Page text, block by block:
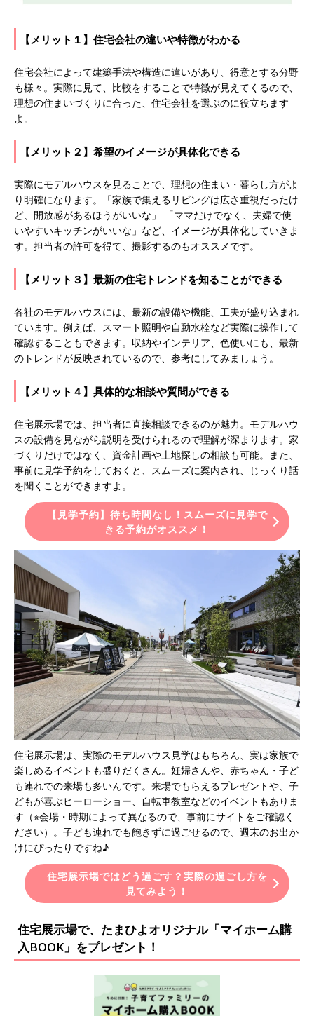
【メリット１】住宅会社の違いや特徴がわかる
住宅会社によって建築手法や構造に違いがあり、得意とする分野
も様々。実際に見て、比較をすることで特徴が見えてくるので、
理想の住まいづくりに合った、住宅会社を選ぶのに役立ちます
よ。
【メリット２】希望のイメージが具体化できる
実際にモデルハウスを見ることで、理想の住まい・暮らし方がよ
り明確になります。「家族で集えるリビングは広さ重視だったけ
ど、開放感があるほうがいいな」 「ママだけでなく、夫婦で使
いやすいキッチンがいいな」など、イメージが具体化していきま
す。担当者の許可を得て、撮影するのもオススメです。
【メリット３】最新の住宅トレンドを知ることができる
各社のモデルハウスには、最新の設備や機能、工夫が盛り込まれ
ています。例えば、スマート照明や自動水栓など実際に操作して
確認することもできます。収納やインテリア、色使いにも、最新
のトレンドが反映されているので、参考にしてみましょう。
【メリット４】具体的な相談や質問ができる
住宅展示場では、担当者に直接相談できるのが魅力。モデルハウ
スの設備を見ながら説明を受けられるので理解が深まります。家
づくりだけではなく、資金計画や土地探しの相談も可能。また、
事前に見学予約をしておくと、スムーズに案内され、じっくり話
を聞くことができますよ。
【見学予約】待ち時間なし！スムーズに見学で
きる予約がオススメ！
住宅展示場は、実際のモデルハウス見学はもちろん、実は家族で
楽しめるイベントも盛りだくさん。妊婦さんや、赤ちゃん・子ど
も連れでの来場も多いんです。来場でもらえるプレゼントや、子
どもが喜ぶヒーローショー、自転車教室などのイベントもありま
す（※会場・時期によって異なるので、事前にサイトをご確認く
ださい）。子ども連れでも飽きずに過ごせるので、週末のお出か
けにぴったりですね♪
住宅展示場ではどう過ごす？実際の過ごし方を
見てみよう！
住宅展示場で、たまひよオリジナル「マイホーム購
入BOOK」をプレゼント！